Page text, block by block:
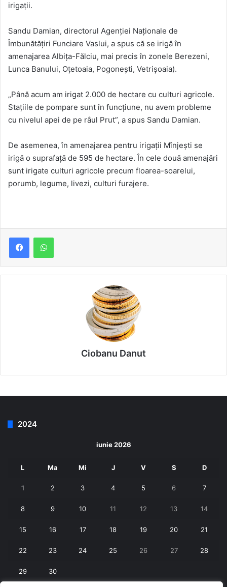
irigații.
Sandu Damian, directorul Agenţiei Naţionale de
Îmbunătățiri Funciare Vaslui, a spus că se irigă în
amenajarea Albița-Fălciu, mai precis în zonele Berezeni,
Lunca Banului, Oțetoaia, Pogonești, Vetrișoaia).
„Până acum am irigat 2.000 de hectare cu culturi agricole.
Stațiile de pompare sunt în funcțiune, nu avem probleme
cu nivelul apei de pe râul Prut”, a spus Sandu Damian.
De asemenea, în amenajarea pentru irigații Mînjești se
irigă o suprafață de 595 de hectare. În cele două amenajări
sunt irigate culturi agricole precum floarea-soarelui,
porumb, legume, livezi, culturi furajere.
Ciobanu Danut
2024
iunie 2026
L Ma Mi J V S D
1 2 3 4 5 6 7
8 9 10 11 12 13 14
15 16 17 18 19 20 21
22 23 24 25 26 27 28
29 30